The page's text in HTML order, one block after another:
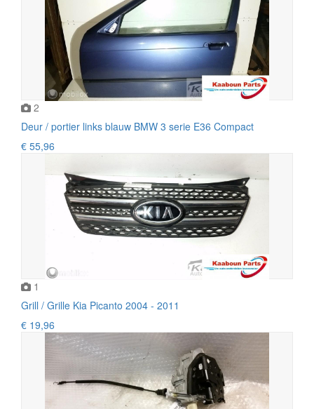
2
Deur / portier links blauw BMW 3 serie E36 Compact
€ 55,96
1
Grill / Grille Kia Picanto 2004 - 2011
€ 19,96